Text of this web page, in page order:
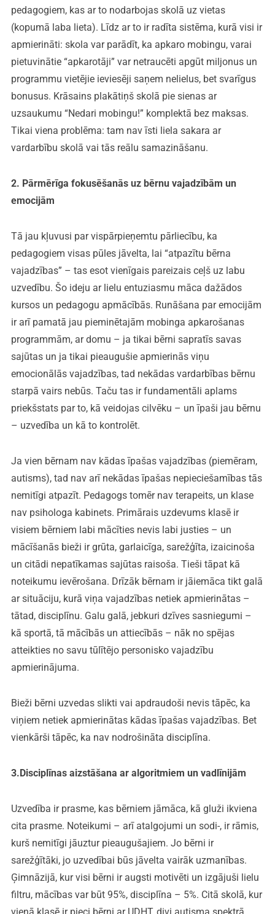
pedagogiem, kas ar to nodarbojas skolā uz vietas
(kopumā laba lieta). Līdz ar to ir radīta sistēma, kurā visi ir
apmierināti: skola var parādīt, ka apkaro mobingu, varai
pietuvinātie “apkarotāji” var netraucēti apgūt miljonus un
programmu vietējie ieviesēji saņem nelielus, bet svarīgus
bonusus. Krāsains plakātiņš skolā pie sienas ar
uzsaukumu “Nedari mobingu!” komplektā bez maksas.
Tikai viena problēma: tam nav īsti liela sakara ar
vardarbību skolā vai tās reālu samazināšanu.
2. Pārmērīga fokusēšanās uz bērnu vajadzībām un
emocijām
Tā jau kļuvusi par vispārpieņemtu pārliecību, ka
pedagogiem visas pūles jāvelta, lai “atpazītu bērna
vajadzības” – tas esot vienīgais pareizais ceļš uz labu
uzvedību. Šo ideju ar lielu entuziasmu māca dažādos
kursos un pedagogu apmācībās. Runāšana par emocijām
ir arī pamatā jau pieminētajām mobinga apkarošanas
programmām, ar domu – ja tikai bērni sapratīs savas
sajūtas un ja tikai pieaugušie apmierinās viņu
emocionālās vajadzības, tad nekādas vardarbības bērnu
starpā vairs nebūs. Taču tas ir fundamentāli aplams
priekšstats par to, kā veidojas cilvēku – un īpaši jau bērnu
– uzvedība un kā to kontrolēt.
Ja vien bērnam nav kādas īpašas vajadzības (piemēram,
autisms), tad nav arī nekādas īpašas nepieciešamības tās
nemitīgi atpazīt. Pedagogs tomēr nav terapeits, un klase
nav psihologa kabinets. Primārais uzdevums klasē ir
visiem bērniem labi mācīties nevis labi justies – un
mācīšanās bieži ir grūta, garlaicīga, sarežģīta, izaicinoša
un citādi nepatīkamas sajūtas raisoša. Tieši tāpat kā
noteikumu ievērošana. Drīzāk bērnam ir jāiemāca tikt galā
ar situāciju, kurā viņa vajadzības netiek apmierinātas –
tātad, disciplīnu. Galu galā, jebkuri dzīves sasniegumi –
kā sportā, tā mācībās un attiecībās – nāk no spējas
atteikties no savu tūlītējo personisko vajadzību
apmierinājuma.
Bieži bērni uzvedas slikti vai apdraudoši nevis tāpēc, ka
viņiem netiek apmierinātas kādas īpašas vajadzības. Bet
vienkārši tāpēc, ka nav nodrošināta disciplīna.
3.Disciplīnas aizstāšana ar algoritmiem un vadlīnijām
Uzvedība ir prasme, kas bērniem jāmāca, kā gluži ikviena
cita prasme. Noteikumi – arī atalgojumi un sodi-, ir rāmis,
kurš nemitīgi jāuztur pieaugušajiem. Jo bērni ir
sarežģītāki, jo uzvedībai būs jāvelta vairāk uzmanības.
Ģimnāzijā, kur visi bērni ir augsti motivēti un izgājuši lielu
filtru, mācības var būt 95%, disciplīna – 5%. Citā skolā, kur